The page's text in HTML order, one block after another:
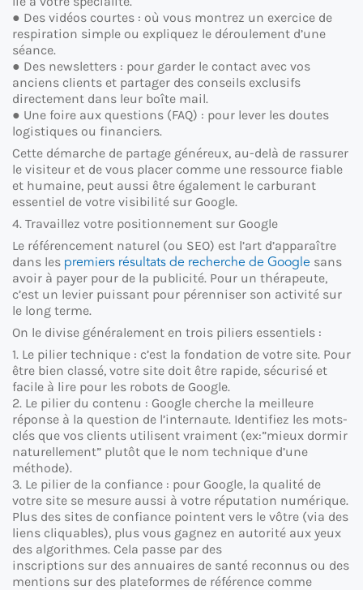
● Des vidéos courtes : où vous montrez un exercice de
respiration simple ou expliquez le déroulement d’une
séance.
● Des newsletters : pour garder le contact avec vos
anciens clients et partager des conseils exclusifs
directement dans leur boîte mail.
● Une foire aux questions (FAQ) : pour lever les doutes
logistiques ou financiers.
Cette démarche de partage généreux, au-delà de rassurer
le visiteur et de vous placer comme une ressource fiable
et humaine, peut aussi être également le carburant
essentiel de votre visibilité sur Google.
4. Travaillez votre positionnement sur Google
Le référencement naturel (ou SEO) est l’art d’apparaître
dans les premiers résultats de recherche de Google sans
avoir à payer pour de la publicité. Pour un thérapeute,
c’est un levier puissant pour pérenniser son activité sur
le long terme.
On le divise généralement en trois piliers essentiels :
1. Le pilier technique : c’est la fondation de votre site. Pour
être bien classé, votre site doit être rapide, sécurisé et
facile à lire pour les robots de Google.
2. Le pilier du contenu : Google cherche la meilleure
réponse à la question de l’internaute. Identifiez les mots-
clés que vos clients utilisent vraiment (ex:”mieux dormir
naturellement” plutôt que le nom technique d’une
méthode).
3. Le pilier de la confiance : pour Google, la qualité de
votre site se mesure aussi à votre réputation numérique.
Plus des sites de confiance pointent vers le vôtre (via des
liens cliquables), plus vous gagnez en autorité aux yeux
des algorithmes. Cela passe par des
inscriptions sur des annuaires de santé reconnus ou des
mentions sur des plateformes de référence comme